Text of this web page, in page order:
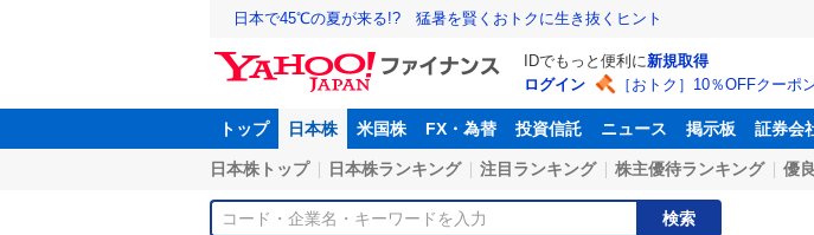
日本で45℃の夏が来る!? 猛暑を賢くおトクに生き抜くヒント
IDでもっと便利に新規取得
ログイン
［おトク］10％OFFクーポ
トップ 日本株 米国株 FX・為替 投資信託 ニュース 掲示板 証券会
日本株トップ 日本株ランキング 注目ランキング 株主優待ランキング 優
検索